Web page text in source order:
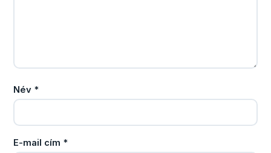
Név *
E-mail cím *